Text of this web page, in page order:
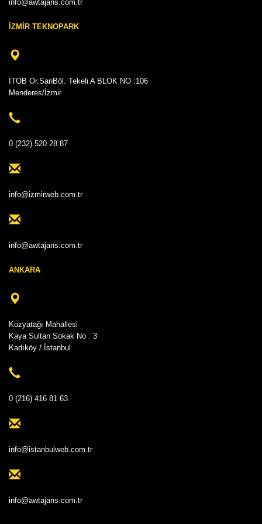
info@awtajans.com.tr
İZMİR TEKNOPARK
İTOB Or.SanBöl. Tekeli A BLOK NO :106
Menderes/İzmir
0 (232) 520 28 87
info@izmirweb.com.tr
info@awtajans.com.tr
ANKARA
Kozyatağı Mahallesi
Kaya Sultan Sokak No : 3
Kadıköy / İstanbul
0 (216) 416 81 63
info@istanbulweb.com.tr
info@awtajans.com.tr